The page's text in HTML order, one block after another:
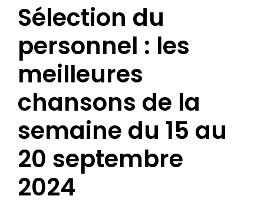
Sélection du
personnel : les
meilleures
chansons de la
semaine du 15 au
20 septembre
2024